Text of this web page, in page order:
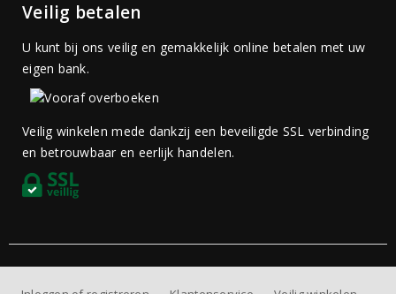
Veilig betalen
U kunt bij ons veilig en gemakkelijk online betalen met uw
eigen bank.
Veilig winkelen mede dankzij een beveiligde SSL verbinding
en betrouwbaar en eerlijk handelen.